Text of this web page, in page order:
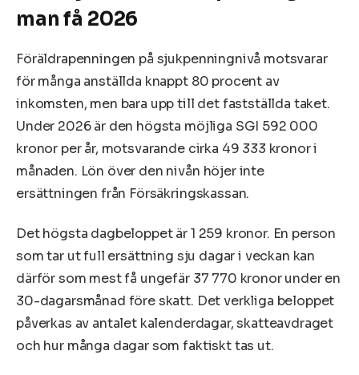
man få 2026
Föräldrapenningen på sjukpenningnivå motsvarar
för många anställda knappt 80 procent av
inkomsten, men bara upp till det fastställda taket.
Under 2026 är den högsta möjliga SGI 592 000
kronor per år, motsvarande cirka 49 333 kronor i
månaden. Lön över den nivån höjer inte
ersättningen från Försäkringskassan.
Det högsta dagbeloppet är 1 259 kronor. En person
som tar ut full ersättning sju dagar i veckan kan
därför som mest få ungefär 37 770 kronor under en
30-dagarsmånad före skatt. Det verkliga beloppet
påverkas av antalet kalenderdagar, skatteavdraget
och hur många dagar som faktiskt tas ut.